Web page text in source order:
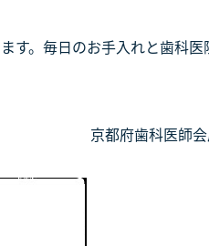
す。毎日のお手入れと歯科
京都府歯科医師